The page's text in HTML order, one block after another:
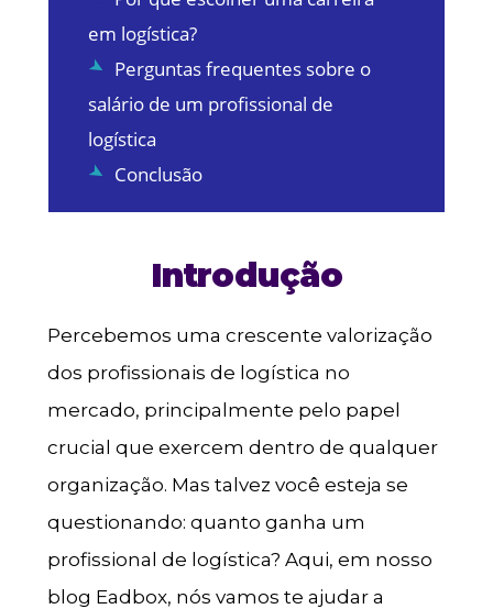
em logística?
Perguntas frequentes sobre o
salário de um profissional de
logística
Conclusão
Introdução
Percebemos uma crescente valorização
dos profissionais de logística no
mercado, principalmente pelo papel
crucial que exercem dentro de qualquer
organização. Mas talvez você esteja se
questionando: quanto ganha um
profissional de logística? Aqui, em nosso
blog Eadbox, nós vamos te ajudar a